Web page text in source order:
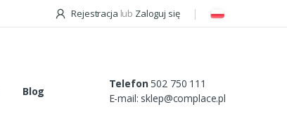
Rejestracja lub Zaloguj się
Blog
Telefon 502 750 111
E-mail: sklep@complace.pl